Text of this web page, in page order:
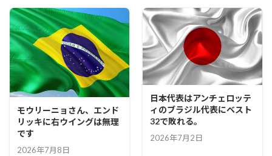
モウリーニョさん、エンド
リッキに右ウイングは無理
です
2026年7月8日
日本代表はアンチェロッテ
ィのブラジル代表にベスト
32で敗れる。
2026年7月2日